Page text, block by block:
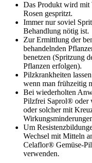
Das Produkt wird mit
Rosen gespritzt.
Immer nur soviel
Behandlung nötig ist.
Zur Ermittlung der
behandelnden
benetzen (Spritzung
Pflanzen erfolgen).
Pilzkrankheiten
wenn man frühzeitig
Bei wiederholten
Pilzfrei Saprol® oder
oder solcher mit
Um
Wechsel mit Mitteln
Celaflor® Gemüse-
verwenden.